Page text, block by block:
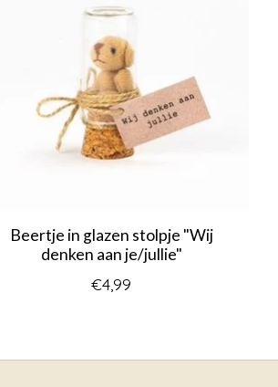
Beertje in glazen stolpje "Wij
denken aan je/jullie"
€4,99